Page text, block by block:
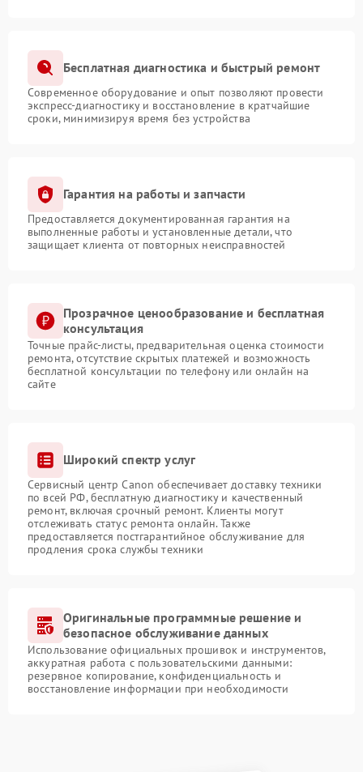
Бесплатная диагностика и быстрый ремонт
Современное оборудование и опыт позволяют провести
экспресс-диагностику и восстановление в кратчайшие
сроки, минимизируя время без устройства
Гарантия на работы и запчасти
Предоставляется документированная гарантия на
выполненные работы и установленные детали, что
защищает клиента от повторных неисправностей
Прозрачное ценообразование и бесплатная
консультация
Точные прайс-листы, предварительная оценка стоимости
ремонта, отсутствие скрытых платежей и возможность
бесплатной консультации по телефону или онлайн на
сайте
Широкий спектр услуг
Сервисный центр Canon обеспечивает доставку техники
по всей РФ, бесплатную диагностику и качественный
ремонт, включая срочный ремонт. Клиенты могут
отслеживать статус ремонта онлайн. Также
предоставляется постгарантийное обслуживание для
продления срока службы техники
Оригинальные программные решение и
безопасное обслуживание данных
Использование официальных прошивок и инструментов,
аккуратная работа с пользовательскими данными:
резервное копирование, конфиденциальность и
восстановление информации при необходимости